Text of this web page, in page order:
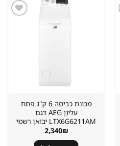
מכונת כביסה 6 ק"ג פתח
עליון AEG דגם
LTX6G6211AM יבואן רשמי
2,340₪